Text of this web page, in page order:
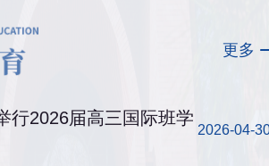
更多
行2026届高三国际班学
2026-04-